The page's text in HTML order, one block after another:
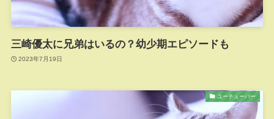
三崎優太に兄弟はいるの？幼少期エピソードも
2023年7月19日
ユーチューバー